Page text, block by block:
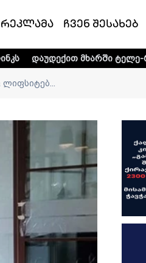
რეკლამა ჩვენ შესახებ
მხარში ტელე-რადიო